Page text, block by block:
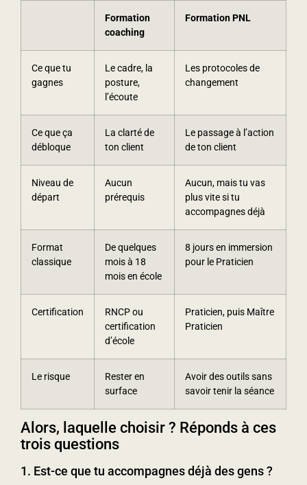
Formation
coaching
Formation PNL
Ce que tu
gagnes
Le cadre, la
posture,
l’écoute
Les protocoles de
changement
Ce que ça
débloque
La clarté de
ton client
Le passage à l’action
de ton client
Niveau de
départ
Aucun
prérequis
Aucun, mais tu vas
plus vite si tu
accompagnes déjà
Format
classique
De quelques
mois à 18
mois en école
8 jours en immersion
pour le Praticien
Certification
RNCP ou
certification
d’école
Praticien, puis Maître
Praticien
Le risque
Rester en
surface
Avoir des outils sans
savoir tenir la séance
Alors, laquelle choisir ? Réponds à ces
trois questions
1. Est-ce que tu accompagnes déjà des gens ?